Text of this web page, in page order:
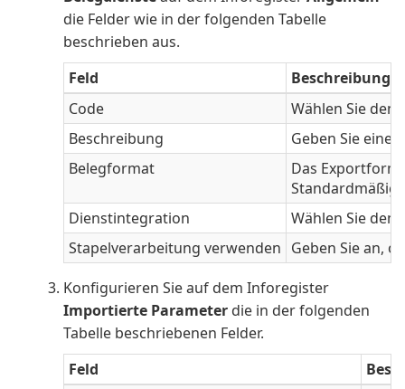
die Felder wie in der folgenden Tabelle
beschrieben aus.
Feld
Beschreibung
Code
Wählen Sie
Beschreibung
Geben Sie eine
Belegformat
Das
Standardmäßig
Dienstintegration
Wählen Sie
Stapelverarbeitung verwenden Geben Sie an,
Konfigurieren Sie auf dem Inforegister
Importierte Parameter die in der folgenden
Tabelle beschriebenen Felder.
Feld